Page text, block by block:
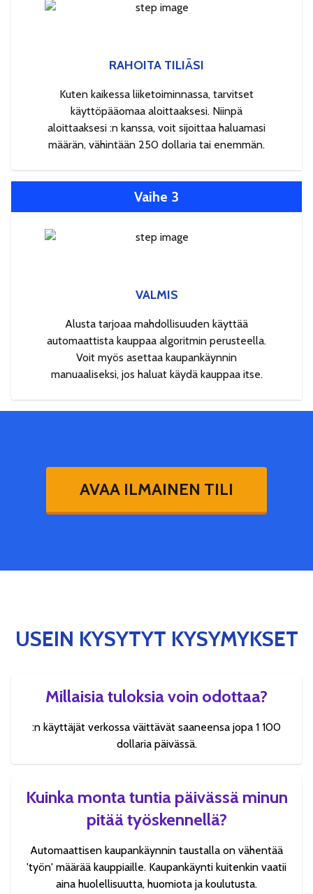
RAHOITA TILIÄSI
Kuten kaikessa liiketoiminnassa, tarvitset
käyttöpääomaa aloittaaksesi. Niinpä
aloittaaksesi :n kanssa, voit sijoittaa haluamasi
määrän, vähintään 250 dollaria tai enemmän.
Vaihe 3
VALMIS
Alusta tarjoaa mahdollisuuden käyttää
automaattista kauppaa algoritmin perusteella.
Voit myös asettaa kaupankäynnin
manuaaliseksi, jos haluat käydä kauppaa itse.
AVAA ILMAINEN TILI
USEIN KYSYTYT KYSYMYKSET
Millaisia tuloksia voin odottaa?
:n käyttäjät verkossa väittävät saaneensa jopa 1 100
dollaria päivässä.
Kuinka monta tuntia päivässä minun
pitää työskennellä?
Automaattisen kaupankäynnin taustalla on vähentää
'työn' määrää kauppiaille. Kaupankäynti kuitenkin vaatii
aina huolellisuutta, huomiota ja koulutusta.